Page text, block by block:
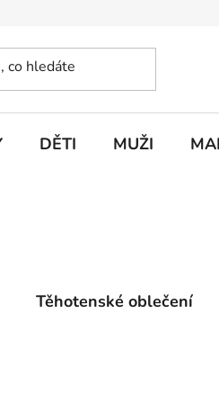
DĚTI MUŽI
Těhotenské oblečení